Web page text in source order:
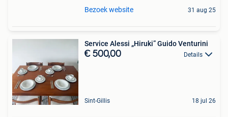
Bezoek website 31 aug 25
Service Alessi „Hiruki” Guido Venturini
€ 500,00 Details
Sint-Gillis 18 jul 26